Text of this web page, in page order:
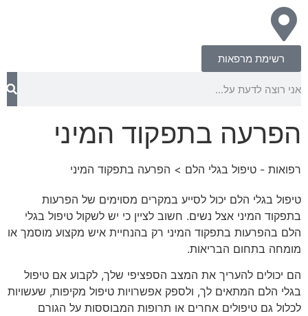
רשימת מרפאות
הפרעה בתפקוד המיני
רפואות - טיפול בגלי הלם > הפרעה בתפקוד המיני
טיפול בגלי הלם יכול לסייע במקרים מסוימים של הפרעות
בתפקוד המיני אצל נשים. חשוב לציין כי יש לשקול טיפול בגלי
הלם בהפרעות בתפקוד המיני רק בהנחיית איש מקצוע מוסמך או
מומחה בתחום הבריאות.
הם יכולים להעריך את המצב הספציפי שלך, לקבוע אם טיפול
בגלי הלם המתאים לך, ולספק אפשרויות טיפול מקיפות, שעשויות
לכלול גם טיפולים אחרים או תרופות המבוססות על הגורם